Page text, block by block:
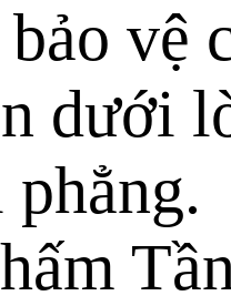
vệ
dưới
phẳng.